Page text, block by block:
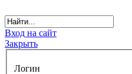
Вход на сайт
Закрыть
Логин